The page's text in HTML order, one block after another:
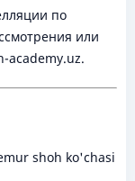
по
или
academy.uz.
shoh ko'chasi